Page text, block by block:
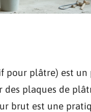
pour plâtre) est
des plaques de
brut est une